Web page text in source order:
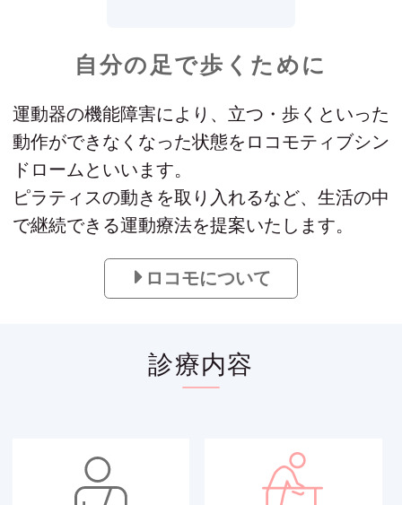
自分の足で歩くために
運動器の機能障害により、立つ・歩くといった
動作ができなくなった状態をロコモティブシン
ドロームといいます。
ピラティスの動きを取り入れるなど、生活の中
で継続できる運動療法を提案いたします。
ロコモについて
診療内容